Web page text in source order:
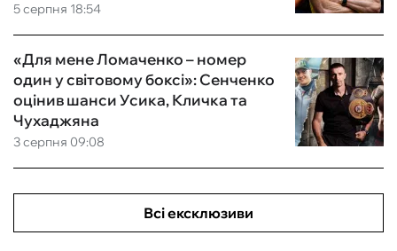
5 серпня 18:54
3 серпня 09:08
«Для мене Ломаченко – номер
один у світовому боксі»: Сенченко
оцінив шанси Усика, Кличка та
Чухаджяна
Всі ексклюзиви